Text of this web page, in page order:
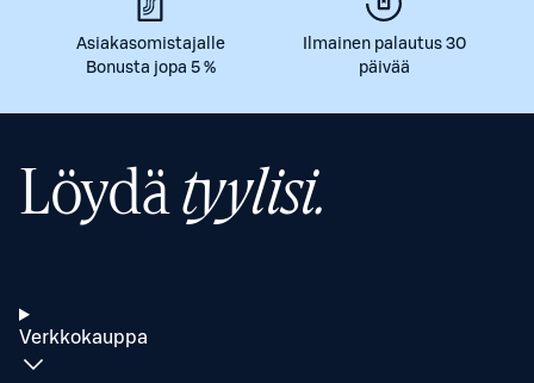
Asiakasomistajalle
Bonusta jopa 5 %
Ilmainen palautus 30
päivää
Löydätyylisi.
Verkkokauppa